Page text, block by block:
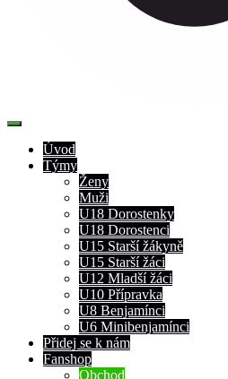
Úvod
Týmy
Ženy
Muži
U18 Dorostenky
U18 Dorostenci
U15 Starší žákyně
U15 Starší žáci
U12 Mladší žáci
U10 Přípravka
U8 Benjamínci
U6 Minibenjamínci
Přidej se k nám
Fanshop
Obchod